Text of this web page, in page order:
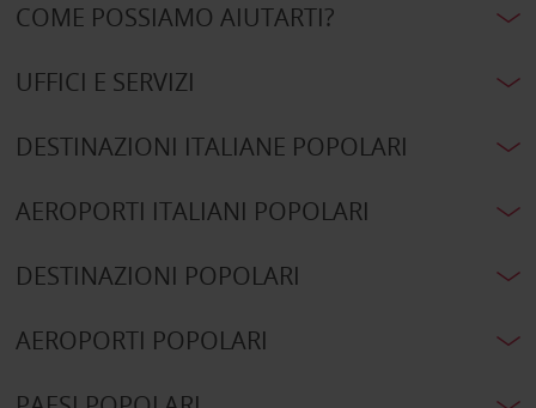
COME POSSIAMO AIUTARTI?
UFFICI E SERVIZI
DESTINAZIONI ITALIANE POPOLARI
AEROPORTI ITALIANI POPOLARI
DESTINAZIONI POPOLARI
AEROPORTI POPOLARI